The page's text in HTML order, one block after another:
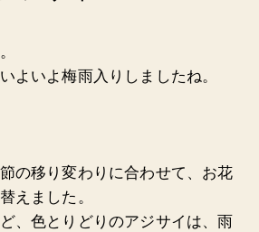
よいよ梅雨入りしましたね。
の移り変わりに合わせて、お花
えました。
、色とりどりのアジサイは、雨